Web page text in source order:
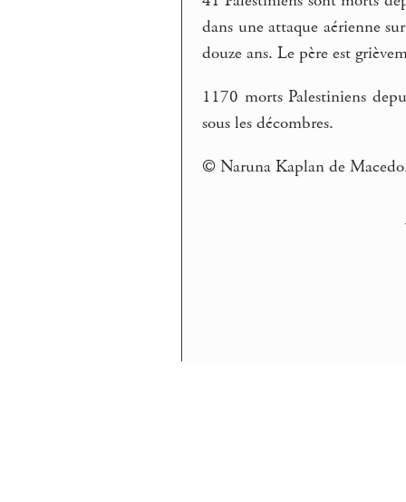
dans une attaque aérienne
douze ans. Le père est
1170 morts Palestiniens
sous les décombres.
© Naruna Kaplan de